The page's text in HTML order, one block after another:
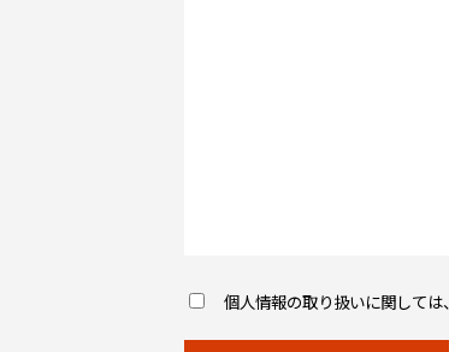
個人情報の取り扱いに関しては、